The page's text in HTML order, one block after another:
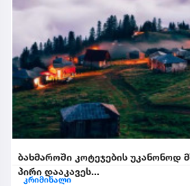
ბახმაროში კოტეჯების უკანონოდ
პირი დააკავეს...
კრიმინალი